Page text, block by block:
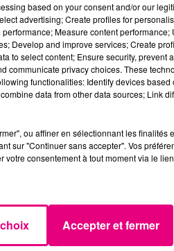
based on your consent and/or our
advertising; Create profiles for
Measure content
Develop and improve services; Create
to select content; Ensure security, prevent
communicate privacy choices. These
functionalities: Identify devices
data from other data sources; Link
ou affiner en sélectionnant les finalités
sur "Continuer sans accepter". Vos
votre consentement à tout moment via le
Accepter et fermer